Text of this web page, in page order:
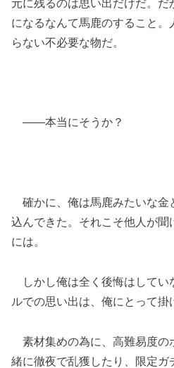
元に残るのは思い出だけだ。
になるなんて馬鹿のすること
らない不必要な物だ。
――本当にそうか？
確かに、俺は馬鹿みたいな金
込んできた。それこそ他人が聞
には。
しかし俺は全く後悔はしてい
ルでの思い出は、俺にとって掛
素材集めの為に、高難易度の
緒に徹夜で乱獲したり、限定